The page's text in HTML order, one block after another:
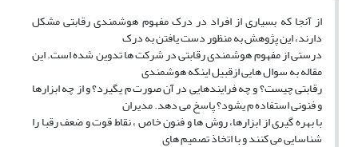
از آنجا که بسیاری از افراد در درک مفهوم هوشمندی رقابتی مشکل
دارند، این پژوهش به منظور دست یافتن به درک
درستی از مفهوم هوشمندی رقابتی در شرکت ها تدوین شده است. این
مقاله به سوال هایی ازقبیل اینکه هوشمندی
رقابتی چیست؟ و چه فرایندهایی در آن صورت م یگیرد؟ و از چه ابزارها
و فنونی استفاده م یشود؟ پاسخ می دهد. مدیران
با بهره گیری از ابزارها، روش ها و فنون خاص ، نقاط قوت و ضعف رقبا را
شناسایی می کنند و با اتخاذ تصمیم های